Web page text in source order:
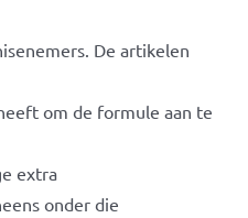
De artikelen
om de formule aan te
extra
onder die